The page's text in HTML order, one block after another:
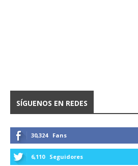
SÍGUENOS EN REDES
30,324 Fans
6,110 Seguidores